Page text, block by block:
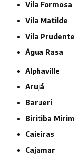
Vila Formosa
Vila Matilde
Vila Prudente
Água Rasa
Alphaville
Arujá
Barueri
Biritiba Mirim
Caieiras
Cajamar